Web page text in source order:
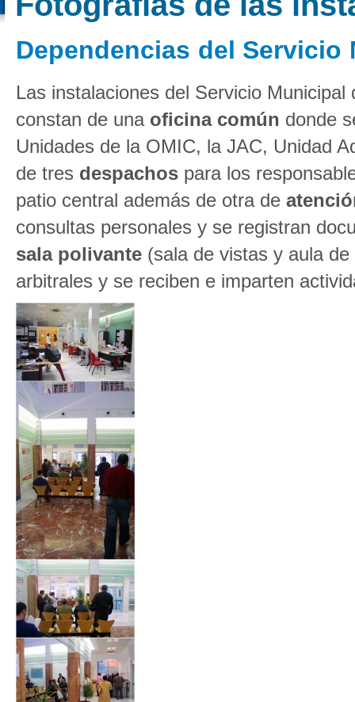
Dependencias del
Las instalaciones del Servicio
constan de una oficina común donde
Unidades de la OMIC, la JAC, Unidad
de tres despachos para los
patio central además de otra de
consultas personales y se registran
sala polivante (sala de vistas y aula
arbitrales y se reciben e imparten